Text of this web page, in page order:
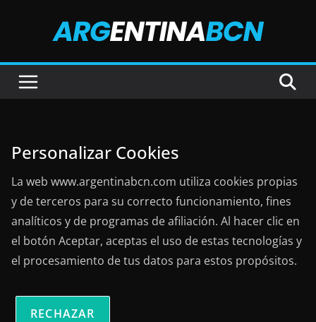
Personalizar Cookies
La web www.argentinabcn.com utiliza cookies propias
y de terceros para su correcto funcionamiento, fines
analíticos y de programas de afiliación. Al hacer clic en
el botón Aceptar, aceptas el uso de estas tecnologías y
el procesamiento de tus datos para estos propósitos.
RECHAZAR